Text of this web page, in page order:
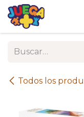
Ir al contenido
Todos los